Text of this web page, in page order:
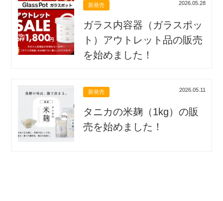
新発売 2026.05.28
ガラス内容器（ガラスポッ
ト）アウトレット品の販売
を始めました！
新発売 2026.05.11
タニカの米麹（1kg）の販
売を始めました！